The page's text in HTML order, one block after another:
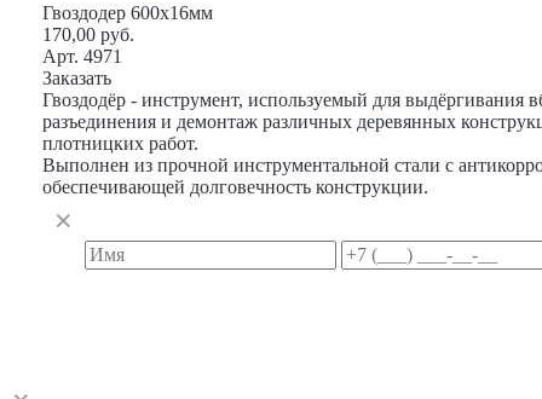
Гвоздодер 600х16мм
170,00 руб.
Арт. 4971
Заказать
Гвоздодёр - инструмент, используемый для выдёргивания
разъединения и демонтаж различных деревянных
плотницких работ.
Выполнен из прочной инструментальной стали с
обеспечивающей долговечность конструкции.